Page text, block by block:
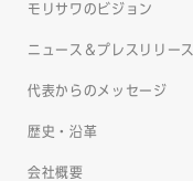
モリサワのビジョン
ニュース＆プレスリリース
代表からのメッセージ
歴史・沿革
会社概要